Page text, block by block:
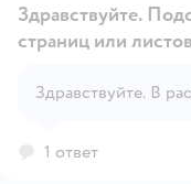
Здравствуйте.
страниц или
Здравствуйте. В
1 ответ